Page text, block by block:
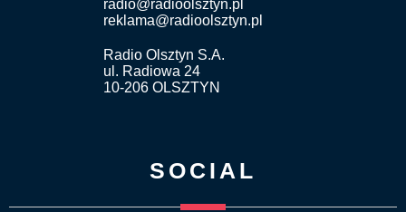
radio@radioolsztyn.pl
reklama@radioolsztyn.pl
Radio Olsztyn S.A.
ul. Radiowa 24
10-206 OLSZTYN
SOCIAL